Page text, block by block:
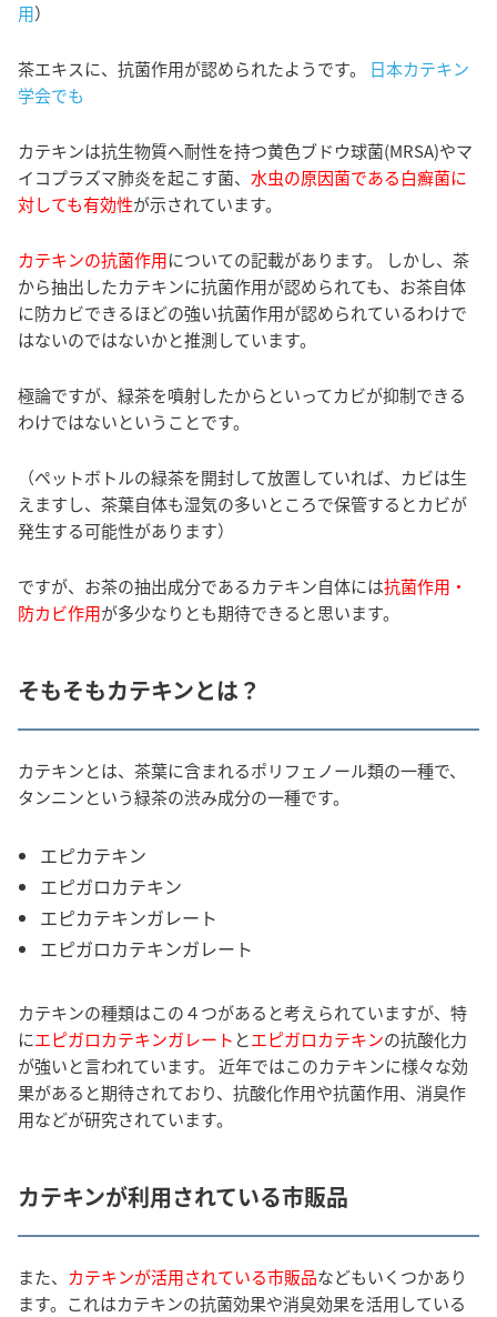
用）
茶エキスに、抗菌作用が認められたようです。 日本カテキン
学会でも
カテキンは抗生物質へ耐性を持つ黄色ブドウ球菌(MRSA)やマ
イコプラズマ肺炎を起こす菌、 水虫の原因菌である白癬菌に
対しても有効性が示されています。
カテキンの抗菌作用についての記載があります。 しかし、茶
から抽出したカテキンに抗菌作用が認められても、お茶自体
に防カビできるほどの強い抗菌作用が認められているわけで
はないのではないかと推測しています。
極論ですが、緑茶を噴射したからといってカビが抑制できる
わけではないということです。
（ペットボトルの緑茶を開封して放置していれば、カビは生
えますし、茶葉自体も湿気の多いところで保管するとカビが
発生する可能性があります）
ですが、お茶の抽出成分であるカテキン自体には抗菌作用・
防カビ作用が多少なりとも期待できると思います。
そもそもカテキンとは？
カテキンとは、茶葉に含まれるポリフェノール類の一種で、
タンニンという緑茶の渋み成分の一種です。
エピカテキン
エピガロカテキン
エピカテキンガレート
エピガロカテキンガレート
カテキンの種類はこの４つがあると考えられていますが、特
にエピガロカテキンガレート とエピガロカテキンの抗酸化力
が強いと言われています。 近年ではこのカテキンに様々な効
果があると期待されており、抗酸化作用や抗菌作用、消臭作
用などが研究されています。
カテキンが利用されている市販品
また、 カテキンが活用されている市販品などもいくつかあり
ます。これはカテキンの抗菌効果や消臭効果を活用している